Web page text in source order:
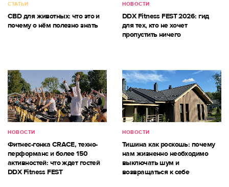
СТАТЬИ
CBD для животных: что это и
почему о нём полезно знать
НОВОСТИ
DDX Fitness FEST 2026: гид
для тех, кто не хочет
пропустить ничего
НОВОСТИ
Фитнес-гонка CRACE, техно-
перформанс и более 150
активностей: что ждет гостей
DDX Fitness FEST
НОВОСТИ
Тишина как роскошь: почему
нам жизненно необходимо
выключать шум и
возвращаться к себе